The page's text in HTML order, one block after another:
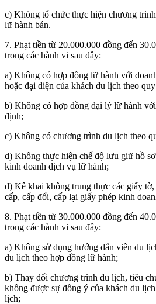
c) Không tổ chức thực hiện chương
lữ hành bán.
7. Phạt tiền từ 20.000.000 đồng đến
trong các hành vi sau đây:
a) Không có hợp đồng lữ hành với
hoặc đại diện của khách du lịch theo
b) Không có hợp đồng đại lý lữ hành
định;
c) Không có chương trình du lịch theo
d) Không thực hiện chế độ lưu giữ hồ
kinh doanh dịch vụ lữ hành;
đ) Kê khai không trung thực các giấy
cấp, cấp đổi, cấp lại giấy phép kinh
8. Phạt tiền từ 30.000.000 đồng đến
trong các hành vi sau đây:
a) Không sử dụng hướng dẫn viên du
du lịch theo hợp đồng lữ hành;
b) Thay đổi chương trình du lịch, tiêu
không được sự đồng ý của khách du
lịch;